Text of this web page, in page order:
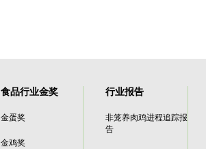
食品行业金奖
金蛋奖
金鸡奖
行业报告
非笼养肉鸡进程追踪报
告